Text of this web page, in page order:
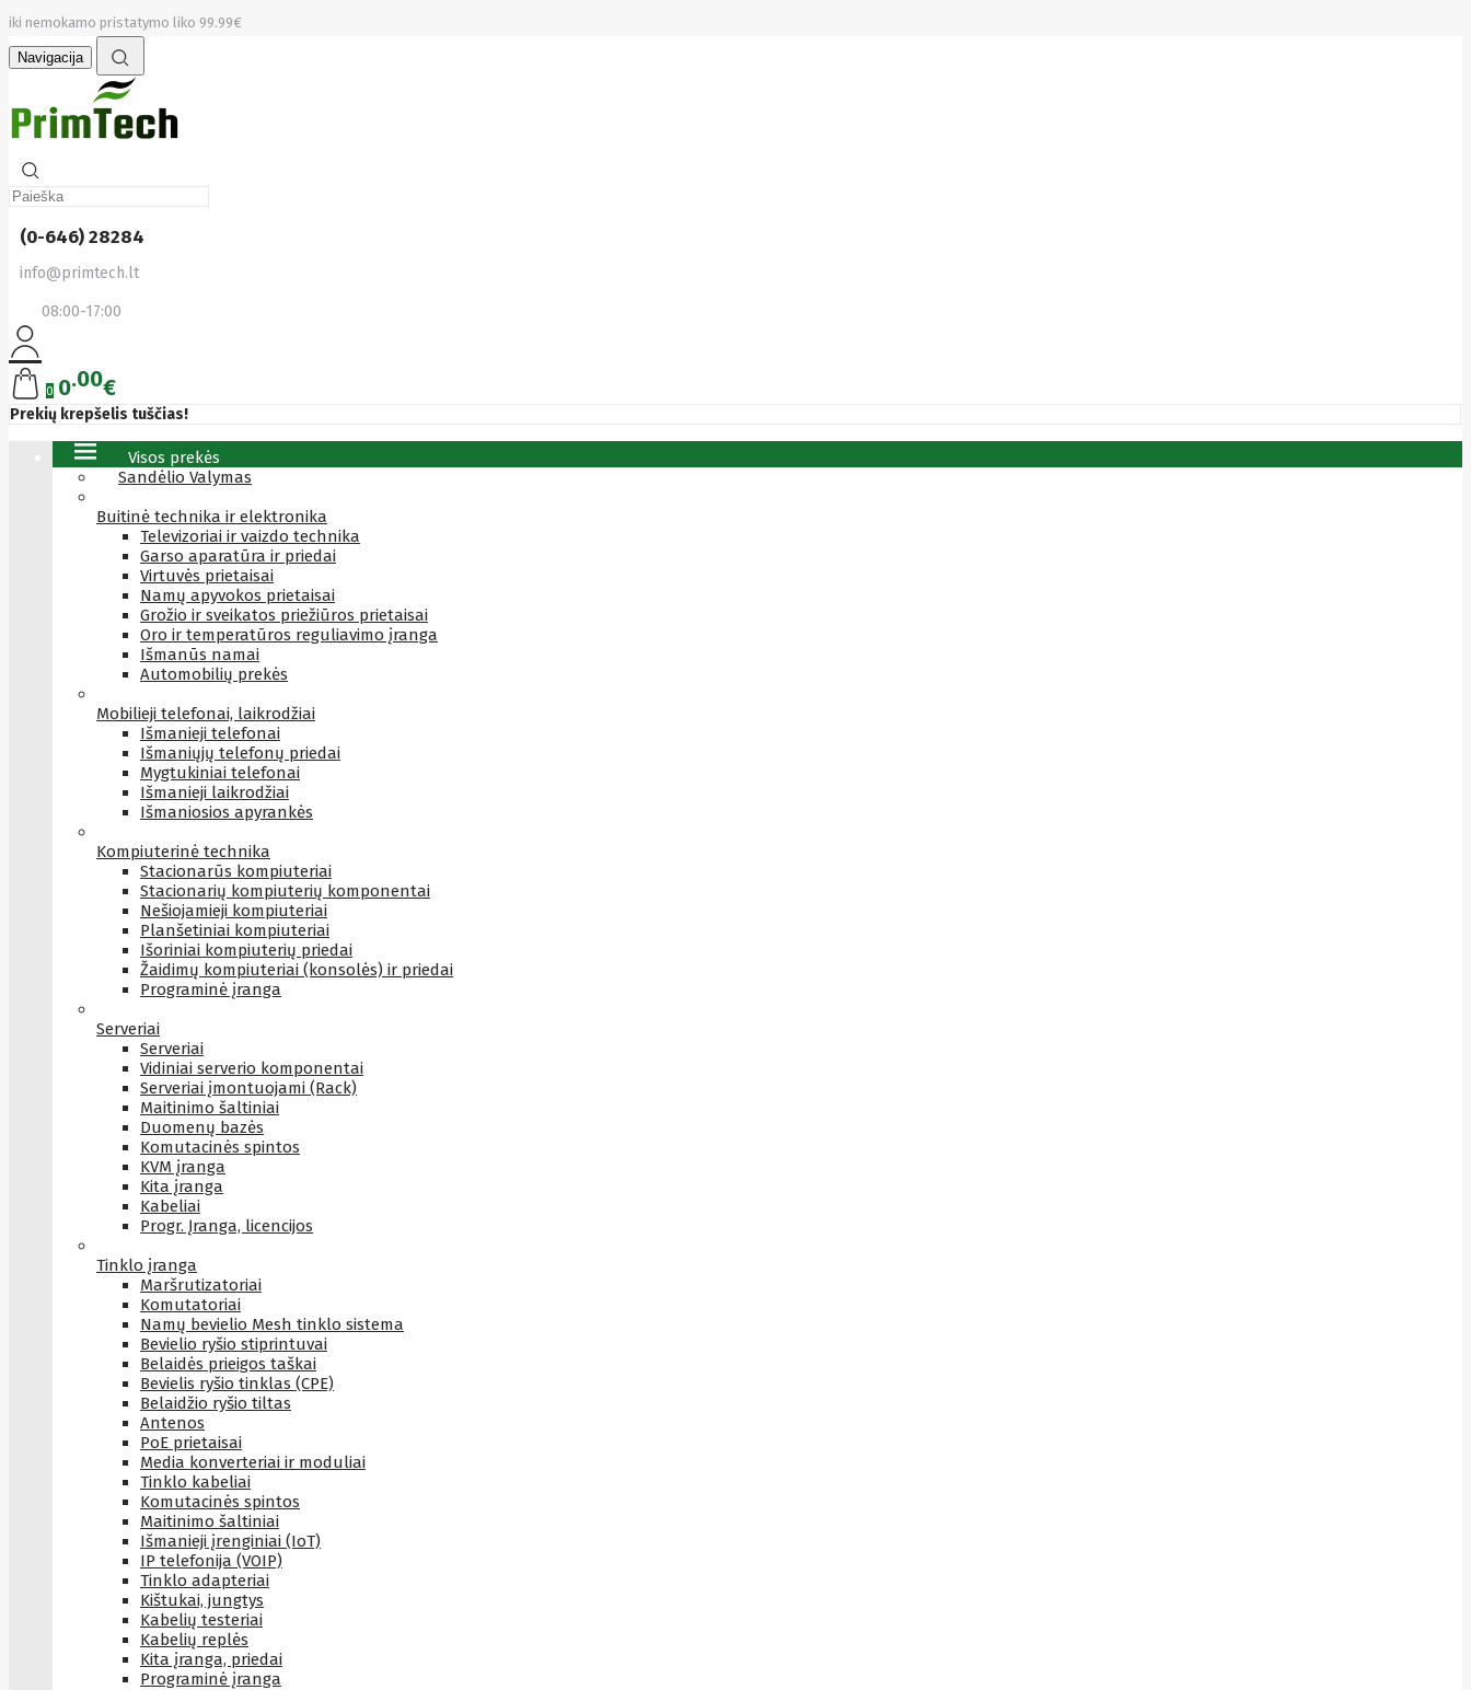
iki nemokamo pristatymo liko 99.99€
Navigacija
(0-646) 28284
info@primtech.lt
08:00-17:00
0 0 00€
Prekių krepšelis tuščias!
Visos prekės
Sandėlio Valymas
Buitinė technika ir elektronika
Televizoriai ir vaizdo technika
Garso aparatūra ir priedai
Virtuvės prietaisai
Namų apyvokos prietaisai
Grožio ir sveikatos priežiūros prietaisai
Oro ir temperatūros reguliavimo įranga
Išmanūs namai
Automobilių prekės
Mobilieji telefonai, laikrodžiai
Išmanieji telefonai
Išmaniųjų telefonų priedai
Mygtukiniai telefonai
Išmanieji laikrodžiai
Išmaniosios apyrankės
Kompiuterinė technika
Stacionarūs kompiuteriai
Stacionarių kompiuterių komponentai
Nešiojamieji kompiuteriai
Planšetiniai kompiuteriai
Išoriniai kompiuterių priedai
Žaidimų kompiuteriai (konsolės) ir priedai
Programinė įranga
Serveriai
Serveriai
Vidiniai serverio komponentai
Serveriai įmontuojami (Rack)
Maitinimo šaltiniai
Duomenų bazės
Komutacinės spintos
KVM įranga
Kita įranga
Kabeliai
Progr. Įranga, licencijos
Tinklo įranga
Maršrutizatoriai
Komutatoriai
Namų bevielio Mesh tinklo sistema
Bevielio ryšio stiprintuvai
Belaidės prieigos taškai
Bevielis ryšio tinklas (CPE)
Belaidžio ryšio tiltas
Antenos
PoE prietaisai
Media konverteriai ir moduliai
Tinklo kabeliai
Komutacinės spintos
Maitinimo šaltiniai
Išmanieji įrenginiai (IoT)
IP telefonija (VOIP)
Tinklo adapteriai
Kištukai, jungtys
Kabelių testeriai
Kabelių replės
Kita įranga, priedai
Programinė įranga